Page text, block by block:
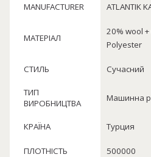
MANUFACTURER ATLANTIK
МАТЕРІАЛ
20% wool +
Polyester
СТИЛЬ Сучасний
ТИП
ВИРОБНИЦТВА
Машинна
КРАЇНА Турция
ПЛОТНІСТЬ 500000